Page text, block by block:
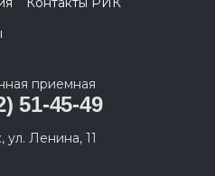
приемная
51-45-49
ул. Ленина, 11